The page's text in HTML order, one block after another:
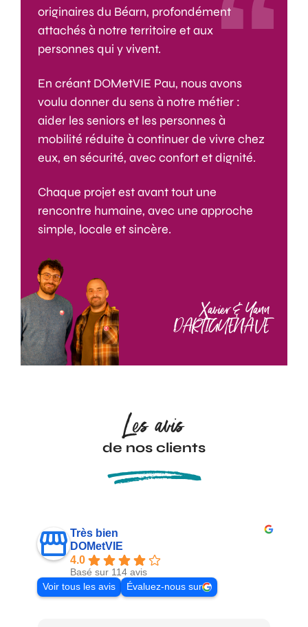
originaires du Béarn, profondément
attachés à notre territoire et aux
personnes qui y vivent.
En créant DOMetVIE Pau, nous avons
voulu donner du sens à notre métier :
aider les seniors et les personnes à
mobilité réduite à continuer de vivre chez
eux, en sécurité, avec confort et dignité.
Chaque projet est avant tout une
rencontre humaine, avec une approche
simple, locale et sincère.
Xavier & Yann
DARTIGUENAVE
Les avis
de nos clients
Très bien
DOMetVIE
4.0
Basé sur 114 avis
Voir tous les avis
Évaluez-nous sur